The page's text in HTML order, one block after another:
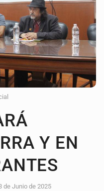
Y EN
de Junio de 2025